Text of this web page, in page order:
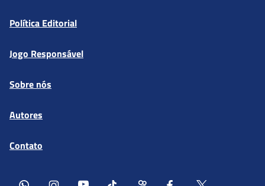
Política Editorial
Jogo Responsável
Sobre nós
Autores
Contato